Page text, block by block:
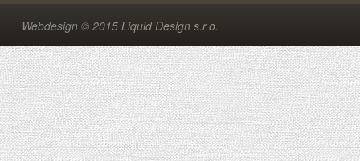
Webdesign © 2015 Liquid Design s.r.o.